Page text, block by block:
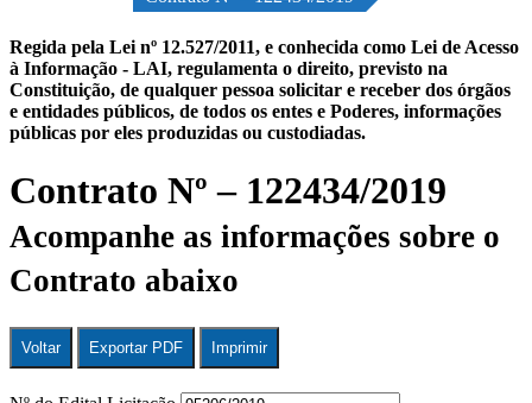
Regida pela Lei nº 12.527/2011, e conhecida como Lei de Acesso
à Informação - LAI, regulamenta o direito, previsto na
Constituição, de qualquer pessoa solicitar e receber dos órgãos
e entidades públicos, de todos os entes e Poderes, informações
públicas por eles produzidas ou custodiadas.
Contrato Nº – 122434/2019
Acompanhe as informações sobre o
Contrato abaixo
Voltar Exportar PDF Imprimir